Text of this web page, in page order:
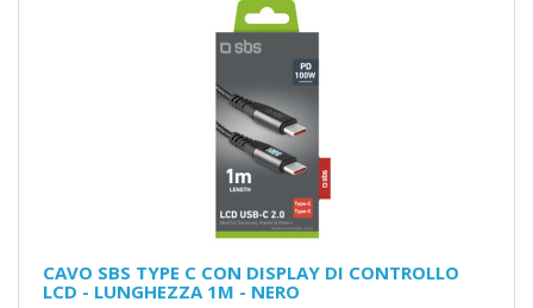
CAVO SBS TYPE C CON DISPLAY DI CONTROLLO
LCD - LUNGHEZZA 1M - NERO